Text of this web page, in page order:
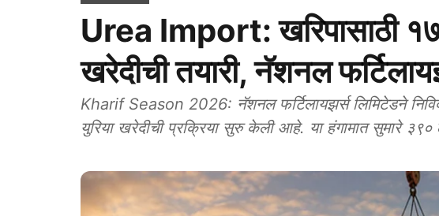
Urea Import: खरिपासाठी
खरेदीची तयारी, नॅशनल
Kharif Season 2026: नॅशनल फर्टिलायझर्स लिमिटेडने
युरिया खरेदीची प्रक्रिया सुरु केली आहे. या हंगामात सुमारे